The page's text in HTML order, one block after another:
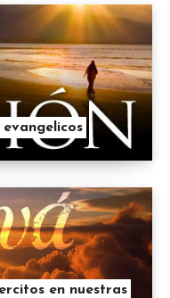
en nuestras